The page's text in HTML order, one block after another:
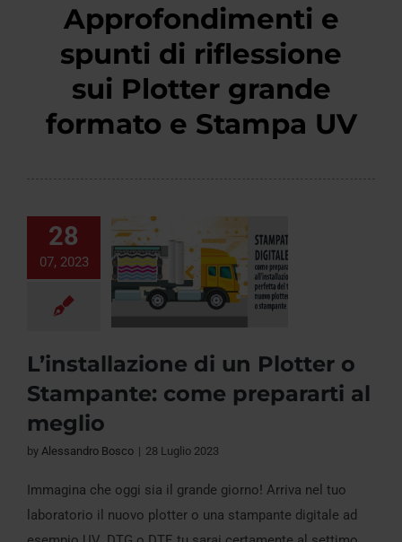
Approfondimenti e
spunti di riflessione
sui Plotter grande
formato e Stampa UV
28
07, 2023
Plotter o
prepararti al meglio
L’installazione di un Plotter o
Stampante: come prepararti al
meglio
by Alessandro Bosco | 28 Luglio 2023
Immagina che oggi sia il grande giorno! Arriva nel tuo
laboratorio il nuovo plotter o una stampante digitale ad